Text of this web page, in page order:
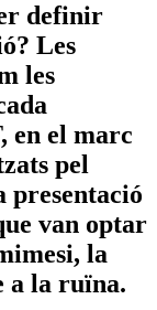
definir
Les
les
en el marc
pel
presentació
van optar
la
a la ruïna.